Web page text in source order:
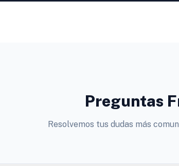
Preguntas
Resolvemos tus dudas más